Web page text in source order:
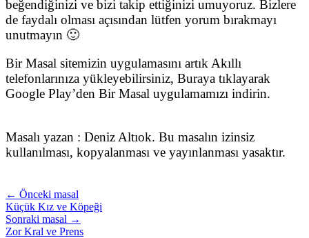
beğendiğinizi ve bizi takip ettiğinizi umuyoruz. Bizlere
de faydalı olması açısından lütfen yorum bırakmayı
unutmayın 🙂
Bir Masal sitemizin uygulamasını artık Akıllı
telefonlarınıza yükleyebilirsiniz, Buraya tıklayarak
Google Play’den Bir Masal uygulamamızı indirin.
Masalı yazan : Deniz Altıok. Bu masalın izinsiz
kullanılması, kopyalanması ve yayınlanması yasaktır.
← Önceki masal
Küçük Kız ve Köpeği
Sonraki masal →
Zor Kral ve Prens